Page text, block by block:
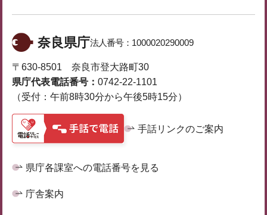
奈良県庁法人番号： 1000020290009
〒630-8501 奈良市登大路町30
県庁代表電話番号： 0742-22-1101
（受付：午前8時30分から午後5時15分）
手話リンクのご案内
県庁各課室への電話番号を見る
庁舎案内